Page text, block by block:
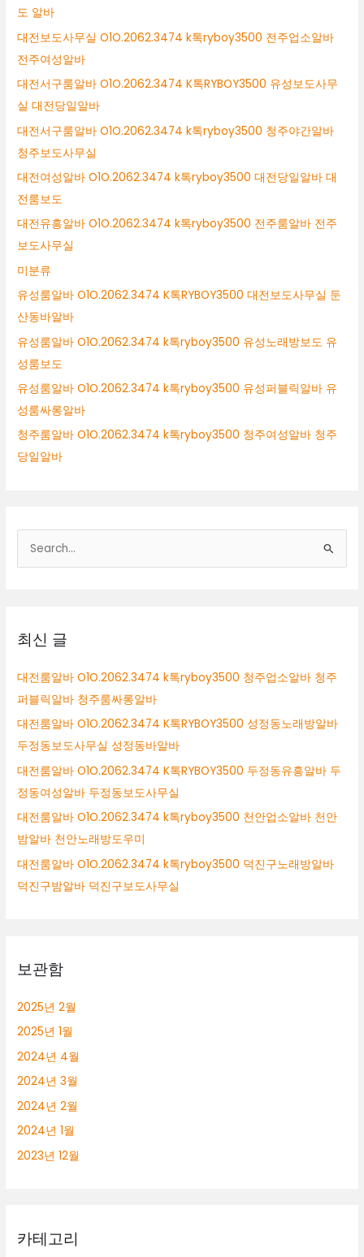
도 알바
대전보도사무실 O1O.2062.3474 k톡ryboy3500 전주업소알바
전주여성알바
대전서구룸알바 O1O.2062.3474 K톡RYBOY3500 유성보도사무
실 대전당일알바
대전서구룸알바 O1O.2062.3474 k톡ryboy3500 청주야간알바
청주보도사무실
대전여성알바 O1O.2062.3474 k톡ryboy3500 대전당일알바 대
전룸보도
대전유흥알바 O1O.2062.3474 k톡ryboy3500 전주룸알바 전주
보도사무실
미분류
유성룸알바 O1O.2062.3474 K톡RYBOY3500 대전보도사무실 둔
산동바알바
유성룸알바 O1O.2062.3474 k톡ryboy3500 유성노래방보도 유
성룸보도
유성룸알바 O1O.2062.3474 k톡ryboy3500 유성퍼블릭알바 유
성룸싸롱알바
청주룸알바 O1O.2062.3474 k톡ryboy3500 청주여성알바 청주
당일알바
색
최신 글
대전룸알바 O1O.2062.3474 k톡ryboy3500 청주업소알바 청주
퍼블릭알바 청주룸싸롱알바
대전룸알바 O1O.2062.3474 K톡RYBOY3500 성정동노래방알바
두정동보도사무실 성정동바알바
대전룸알바 O1O.2062.3474 K톡RYBOY3500 두정동유흥알바 두
정동여성알바 두정동보도사무실
대전룸알바 O1O.2062.3474 k톡ryboy3500 천안업소알바 천안
밤알바 천안노래방도우미
대전룸알바 O1O.2062.3474 k톡ryboy3500 덕진구노래방알바
덕진구밤알바 덕진구보도사무실
보관함
2025년 2월
2025년 1월
2024년 4월
2024년 3월
2024년 2월
2024년 1월
2023년 12월
카테고리